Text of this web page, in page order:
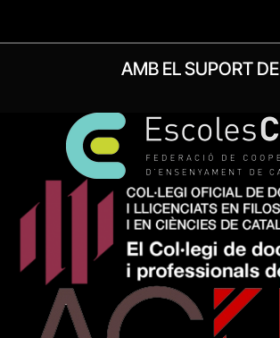
AMB EL SUPORT DE